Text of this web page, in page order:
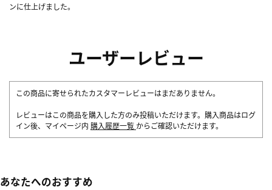
ンに仕上げました。
ユーザーレビュー
この商品に寄せられたカスタマーレビューはまだありません。
レビューはこの商品を購入した方のみ投稿いただけます。購入商品はログ
イン後、マイページ内 購入履歴一覧 からご確認いただけます。
あなたへのおすすめ